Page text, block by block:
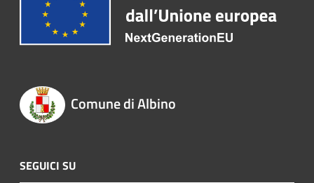
Comune di Albino
SEGUICI SU